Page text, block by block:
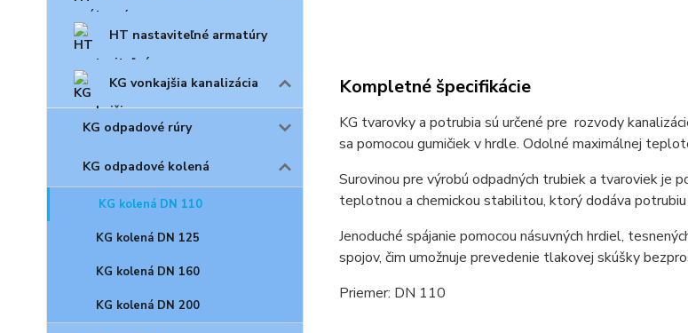
HT nastaviteľné armatúry
KG vonkajšia kanalizácia
KG odpadové rúry
KG odpadové kolená
KG kolená DN 110
KG kolená DN 125
KG kolená DN 160
KG kolená DN 200
Kompletné špecifikácie
KG tvarovky a potrubia sú určené pre rozvody
sa pomocou gumičiek v hrdle. Odolné maximálnej
Surovinou pre výrobú odpadných trubiek a tvaroviek je
teplotnou a chemickou stabilitou, ktorý dodáva
Jenoduché spájanie pomocou násuvných hrdiel,
spojov, čim umožnuje prevedenie tlakovej skúšky
Priemer: DN 110